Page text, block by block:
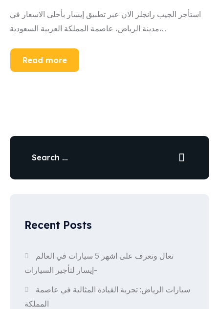
استأجر الجيب رانجلر الان عبر تطبيق إيسار بأحلى الاسعار في
مدينة الرياض، عاصمة المملكة العربية السعودية،...
Read more
Recent Posts
تعال وتعرف على اشهر 5 سيارات في العالم
-إيسار لتأجير السيارات
سيارات الرياض: تجربة القيادة المثالية في عاصمة
المملكة